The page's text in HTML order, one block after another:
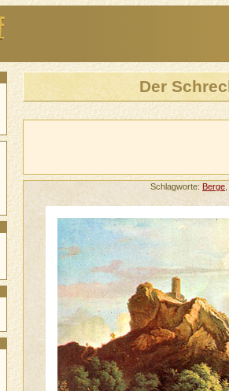
Der
Schlagworte: Berge